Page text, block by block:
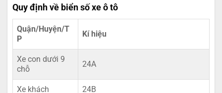
Quy định về biển số xe ô tô
Quận/Huyện/T
P
Kí hiệu
Xe con dưới 9
chỗ
24A
Xe khách 24B